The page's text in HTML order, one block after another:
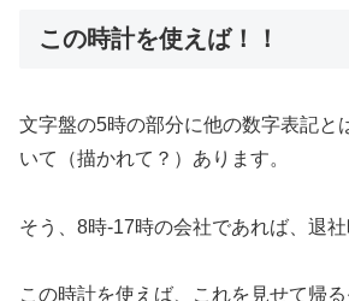
この時計を使えば！！
文字盤の5時の部分に他の数字表記と
いて（描かれて？）あります。
そう、8時-17時の会社であれば、退社
この時計を使えば、これを見せて帰